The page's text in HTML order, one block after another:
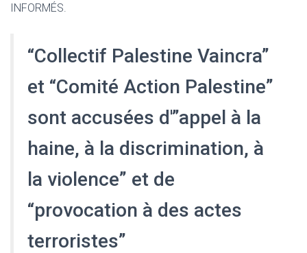
INFORMÉS.
“Collectif Palestine Vaincra”
et “Comité Action Palestine”
sont accusées d'”appel à la
haine, à la discrimination, à
la violence” et de
“provocation à des actes
terroristes”